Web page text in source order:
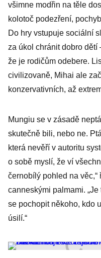
všimne modřin na těle
kolotoč podezření,
Do hry vstupuje sociální
za úkol chránit dobro dětí
že je rodičům odebere.
civilizovaně, Mihai ale
konzervativních, až
Mungiu se v zásadě
skutečně bili, nebo ne.
která nevěří v autoritu
o sobě myslí, že ví
černobílý pohled na
canneskými palmami.
se pochopit někoho, kdo
úsilí.“